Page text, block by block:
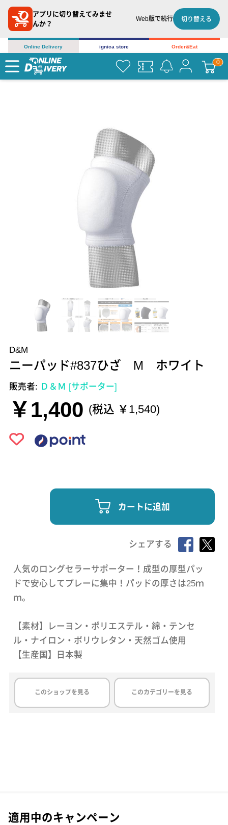
アプリに切り替えてみませ
んか？
Web版で続行 切り替える
Online Delivery ignica store Order&Eat
D&M
ニーパッド#837ひざ M ホワイト
販売者: Ｄ＆Ｍ [サポーター]
￥1,400 (税込 ￥1,540)
カートに追加
シェアする
人気のロングセラーサポーター！成型の厚型パッ
ドで安心してプレーに集中！パッドの厚さは25ｍ
ｍ。
【素材】レーヨン・ポリエステル・綿・テンセ
ル・ナイロン・ポリウレタン・天然ゴム使用
【生産国】日本製
このショップを見る このカテゴリーを見る
適用中のキャンペーン